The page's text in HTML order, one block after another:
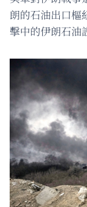
朗的石油出口樞
擊中的伊朗石油